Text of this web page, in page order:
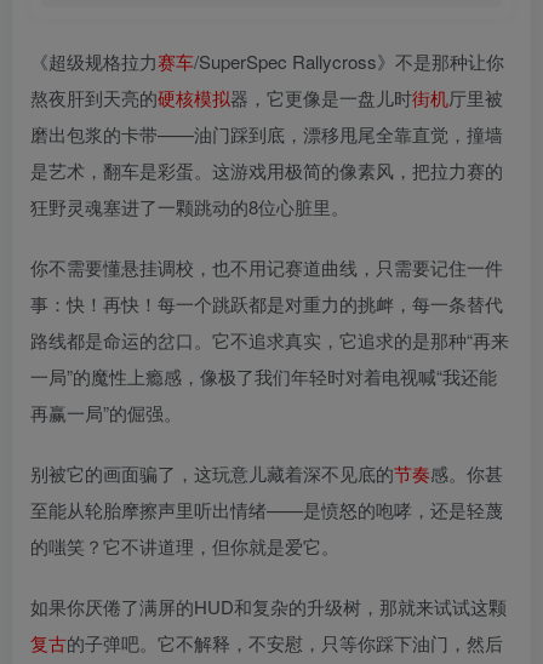
《超级规格拉力赛车/SuperSpec Rallycross》不是那种让你
熬夜肝到天亮的硬核模拟器，它更像是一盘儿时街机厅里被
磨出包浆的卡带——油门踩到底，漂移甩尾全靠直觉，撞墙
是艺术，翻车是彩蛋。这游戏用极简的像素风，把拉力赛的
狂野灵魂塞进了一颗跳动的8位心脏里。
你不需要懂悬挂调校，也不用记赛道曲线，只需要记住一件
事：快！再快！每一个跳跃都是对重力的挑衅，每一条替代
路线都是命运的岔口。它不追求真实，它追求的是那种“再来
一局”的魔性上瘾感，像极了我们年轻时对着电视喊“我还能
再赢一局”的倔强。
别被它的画面骗了，这玩意儿藏着深不见底的节奏感。你甚
至能从轮胎摩擦声里听出情绪——是愤怒的咆哮，还是轻蔑
的嗤笑？它不讲道理，但你就是爱它。
如果你厌倦了满屏的HUD和复杂的升级树，那就来试试这颗
复古的子弹吧。它不解释，不安慰，只等你踩下油门，然后